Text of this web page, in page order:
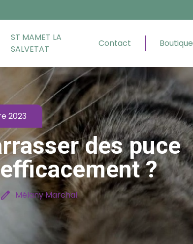
ST MAMET LA
SALVETAT
Contact Boutique
2023
des puce
?
edit Mélany Marchal